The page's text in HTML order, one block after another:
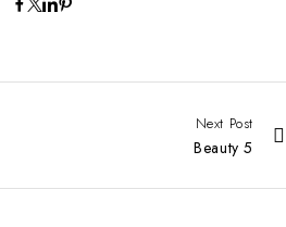
Next Post
Beauty 5